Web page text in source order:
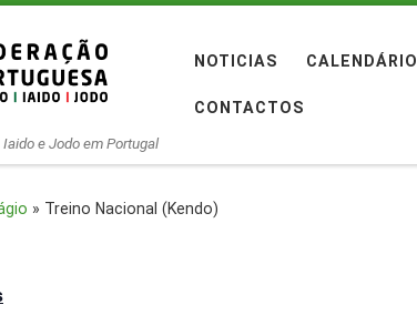
e Jodo em Portugal
NOTICIAS CALENDÁRIO
CONTACTOS
» Treino Nacional (Kendo)